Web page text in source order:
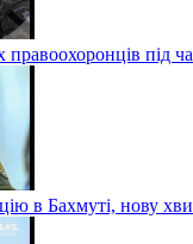
правоохоронців під
в Бахмуті, нову